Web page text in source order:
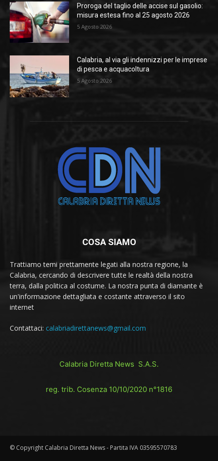
Proroga del taglio delle accise sul gasolio:
misura estesa fino al 25 agosto 2026
5 Agosto 2026
Calabria, al via gli indennizzi per le imprese
di pesca e acquacoltura
5 Agosto 2026
COSA SIAMO
Trattiamo temi prettamente legati alla nostra regione, la
Calabria, cercando di descrivere tutte le realtà della nostra
terra, dalla politica al costume. La nostra punta di diamante è
un'informazione dettagliata e costante attraverso il sito
internet
Contattaci: calabriadirettanews@gmail.com
Calabria Diretta News S.A.S.
reg. trib. Cosenza 10/10/2020 n°1816
© Copyright Calabria Diretta News - Partita IVA 03595570783